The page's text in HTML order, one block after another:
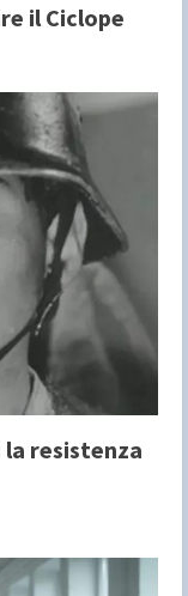
il Ciclope
resistenza